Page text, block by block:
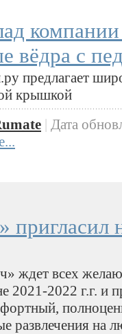
вёдра с
предлагает
крышкой
| Дата
пригласил
ждет всех
2021-2022 г.г. и
развлечения на